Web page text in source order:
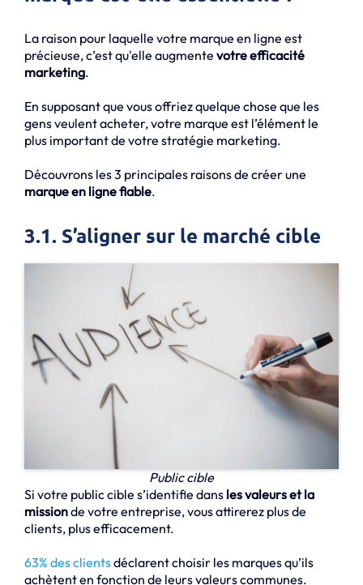
La raison pour laquelle votre marque en ligne est
précieuse, c’est qu'elle augmente votre efficacité
marketing.
En supposant que vous offriez quelque chose que les
gens veulent acheter, votre marque est l’élément le
plus important de votre stratégie marketing.
Découvrons les 3 principales raisons de créer une
marque en ligne fiable.
3.1. S’aligner sur le marché cible
Public cible
Si votre public cible s’identifie dans les valeurs et la
missionde votre entreprise, vous attirerez plus de
clients, plus efficacement.
63% des clientsdéclarent choisir les marques qu’ils
achètent en fonction de leurs valeurs communes.